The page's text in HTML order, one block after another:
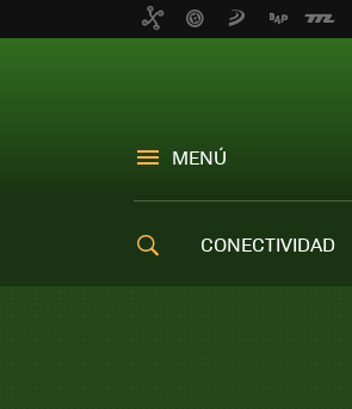
MENÚ
CONECTIVIDAD